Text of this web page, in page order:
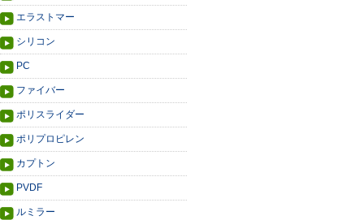
エラストマー
シリコン
PC
ファイバー
ポリスライダー
ポリプロピレン
カプトン
PVDF
ルミラー